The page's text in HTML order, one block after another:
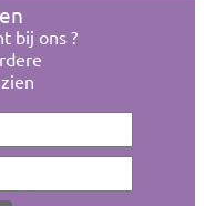
bij ons ?